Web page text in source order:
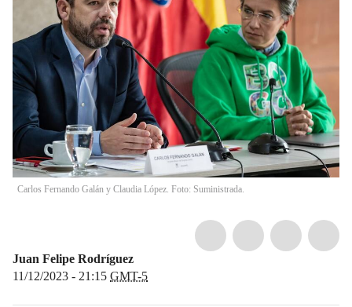
Carlos Fernando Galán y Claudia López. Foto: Suministrada.
Juan Felipe Rodríguez
11/12/2023 - 21:15 GMT-5